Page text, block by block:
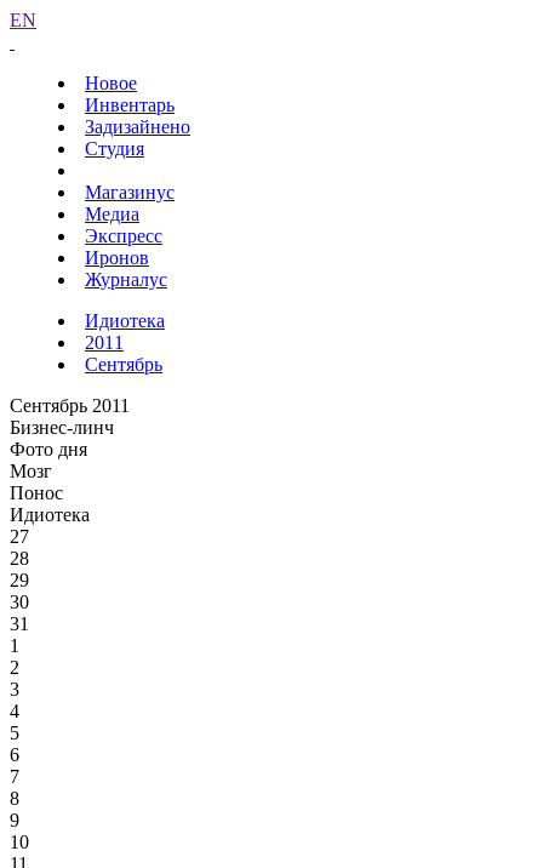
EN
Новое
Инвентарь
Задизайнено
Студия
Магазинус
Медиа
Экспресс
Иронов
Журналус
Идиотека
2011
Сентябрь
Сентябрь 2011
Бизнес-линч
Фото дня
Мозг
Понос
Идиотека
27
28
29
30
31
1
2
3
4
5
6
7
8
9
10
11